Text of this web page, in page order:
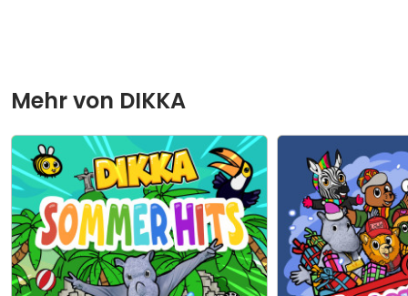
Mehr von DIKKA